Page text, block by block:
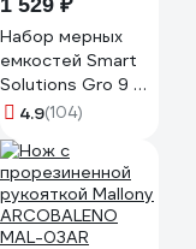
1 529 ₽
Набор мерных
емкостей Smart
Solutions Gro 9 шт
SS-MC-ABSTPR-
4.9(104)